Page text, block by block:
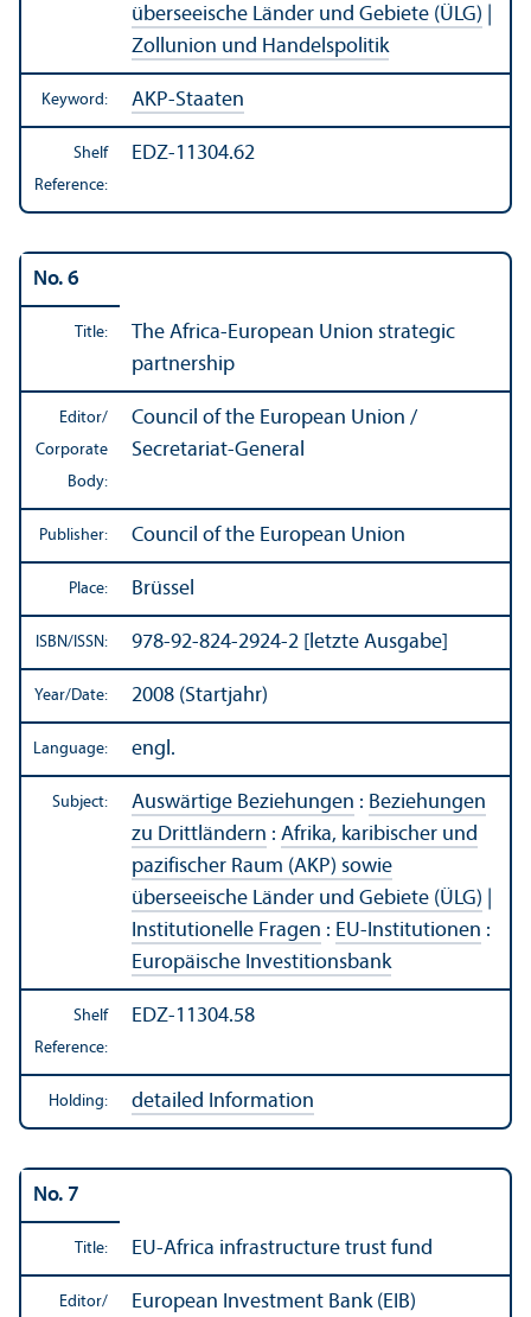
überseeische Länder und Gebiete (ÜLG)
Zollunion und Handelspolitik
Keyword: AKP-Staaten
Shelf
Reference:
EDZ-11304.62
No. 6
Title:
The Africa-European Union strategic
partnership
Editor/
Corporate
Body:
Council of the European Union /
Secretariat-General
Publisher: Council of the European Union
Place: Brüssel
ISBN/ISSN: 978-92-824-2924-2 [letzte Ausgabe]
Year/Date: 2008 (Startjahr)
Language: engl.
Subject: Auswärtige Beziehungen : Beziehungen
zu Drittländern : Afrika, karibischer und
pazifischer Raum (AKP) sowie
überseeische Länder und Gebiete (ÜLG)
Institutionelle Fragen : EU-Institutionen :
Europäische Investitionsbank
Shelf
Reference:
EDZ-11304.58
Holding: detailed Information
No. 7
Title: EU-Africa infrastructure trust fund
Editor/ European Investment Bank (EIB)